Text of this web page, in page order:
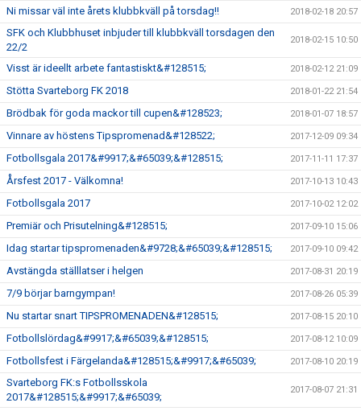
Ni missar väl inte årets klubbkväll på torsdag!! 2018-02-18 20:57
SFK och Klubbhuset inbjuder till klubbkväll torsdagen den
22/2
2018-02-15 10:50
Visst är ideellt arbete fantastiskt&#128515; 2018-02-12 21:09
Stötta Svarteborg FK 2018 2018-01-22 21:54
Brödbak för goda mackor till cupen&#128523; 2018-01-07 18:57
Vinnare av höstens Tipspromenad&#128522; 2017-12-09 09:34
Fotbollsgala 2017&#9917;&#65039;&#128515; 2017-11-11 17:37
Årsfest 2017 - Välkomna! 2017-10-13 10:43
Fotbollsgala 2017 2017-10-02 12:02
Premiär och Prisutelning&#128515; 2017-09-10 15:06
Idag startar tipspromenaden&#9728;&#65039;&#128515; 2017-09-10 09:42
Avstängda ställlatser i helgen 2017-08-31 20:19
7/9 börjar barngympan! 2017-08-26 05:39
Nu startar snart TIPSPROMENADEN&#128515; 2017-08-15 20:10
Fotbollslördag&#9917;&#65039;&#128515; 2017-08-12 10:09
Fotbollsfest i Färgelanda&#128515;&#9917;&#65039; 2017-08-10 20:19
Svarteborg FK:s Fotbollsskola
2017&#128515;&#9917;&#65039;
2017-08-07 21:31